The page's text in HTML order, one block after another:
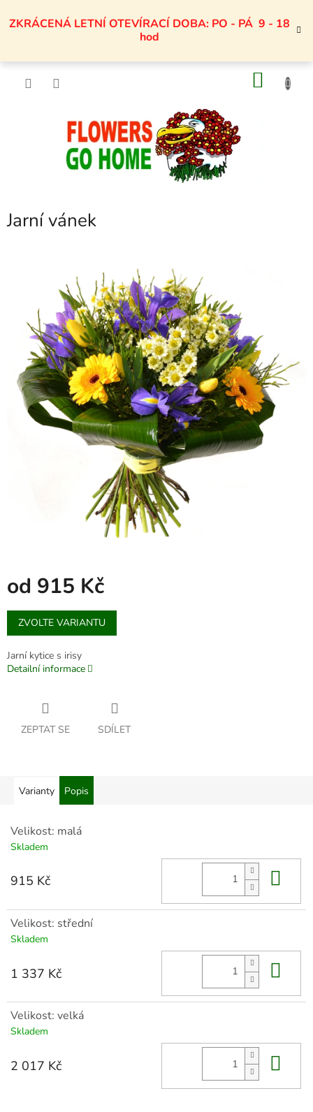
naZKRÁCENÁ LETNÍ OTEVÍRACÍ DOBA: PO - PÁ 9 - 18
hod
Jarní vánek
od 915 Kč
Měrná
cena:
ZVOLTE VARIANTU
Jarní kytice s irisy
Detailní informace
ZEPTAT SE SDÍLET
Varianty Popis
Velikost: malá
Skladem
915 Kč
Velikost: střední
Skladem
1 337 Kč
Velikost: velká
Skladem
2 017 Kč